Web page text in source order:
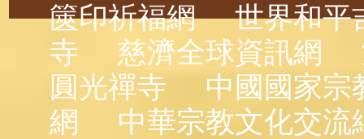
篋印祈福網
世界和平
寺
慈濟全球資訊網
圓光禪寺
中國國家宗
網
中華宗教文化交流